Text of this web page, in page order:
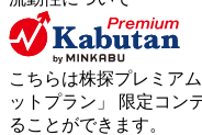
こちらは株探プレミアム
ットプラン 」 限定コン
ることができます。